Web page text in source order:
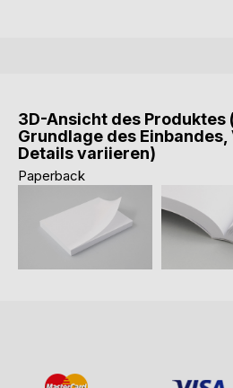
3D-Ansicht des Produktes
Grundlage des
Details variieren)
Paperback